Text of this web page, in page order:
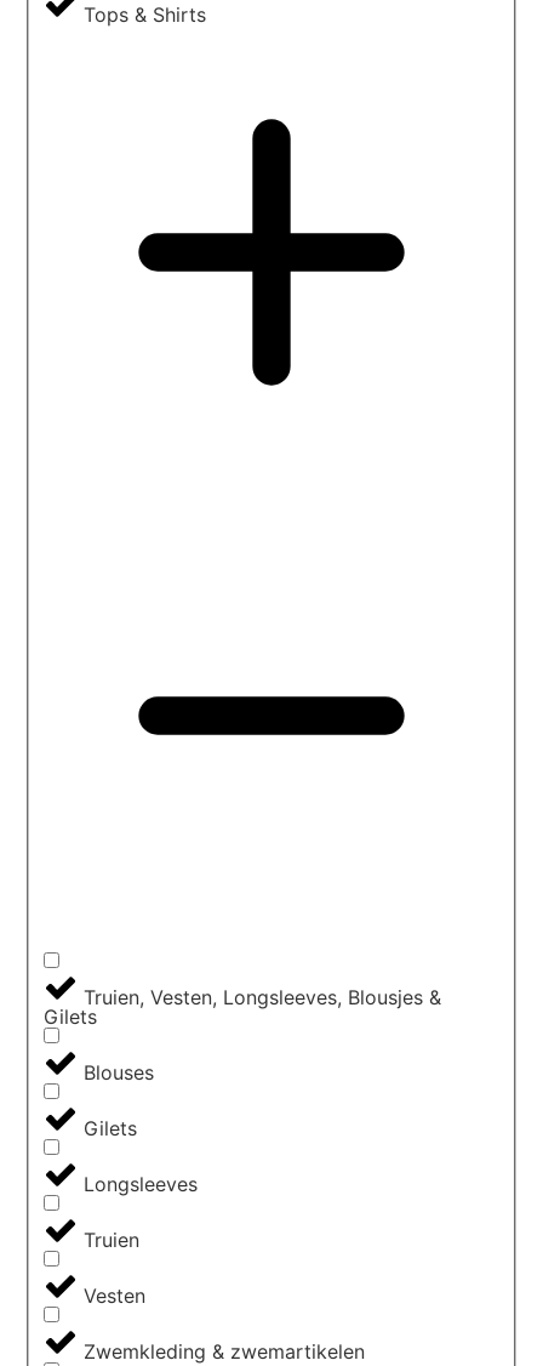
Tops & Shirts
Truien, Vesten, Longsleeves, Blousjes &
Gilets
Blouses
Gilets
Longsleeves
Truien
Vesten
Zwemkleding & zwemartikelen